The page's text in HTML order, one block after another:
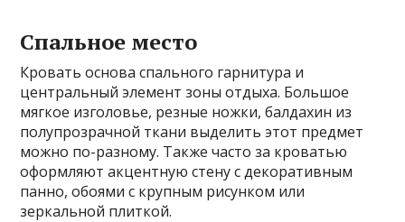
Спальное место
Кровать основа спального гарнитура и
центральный элемент зоны отдыха. Большое
мягкое изголовье, резные ножки, балдахин из
полупрозрачной ткани выделить этот предмет
можно по-разному. Также часто за кроватью
оформляют акцентную стену с декоративным
панно, обоями с крупным рисунком или
зеркальной плиткой.